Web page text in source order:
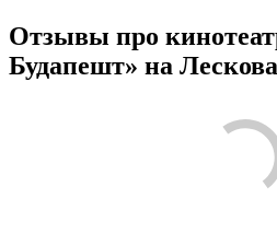
Отзывы про
Будапешт» на Лескова